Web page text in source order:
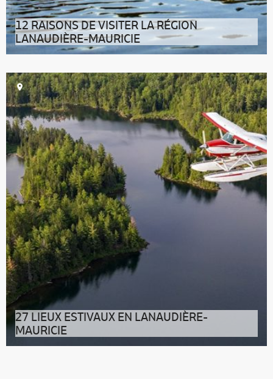
12 RAISONS DE VISITER LA RÉGION
LANAUDIÈRE-MAURICIE
01. LIEU DE MÉMOIRE ET DE VIE Dans l’ancienne usine
de filtration d’eau du plus
27 LIEUX ESTIVAUX EN LANAUDIÈRE-
MAURICIE